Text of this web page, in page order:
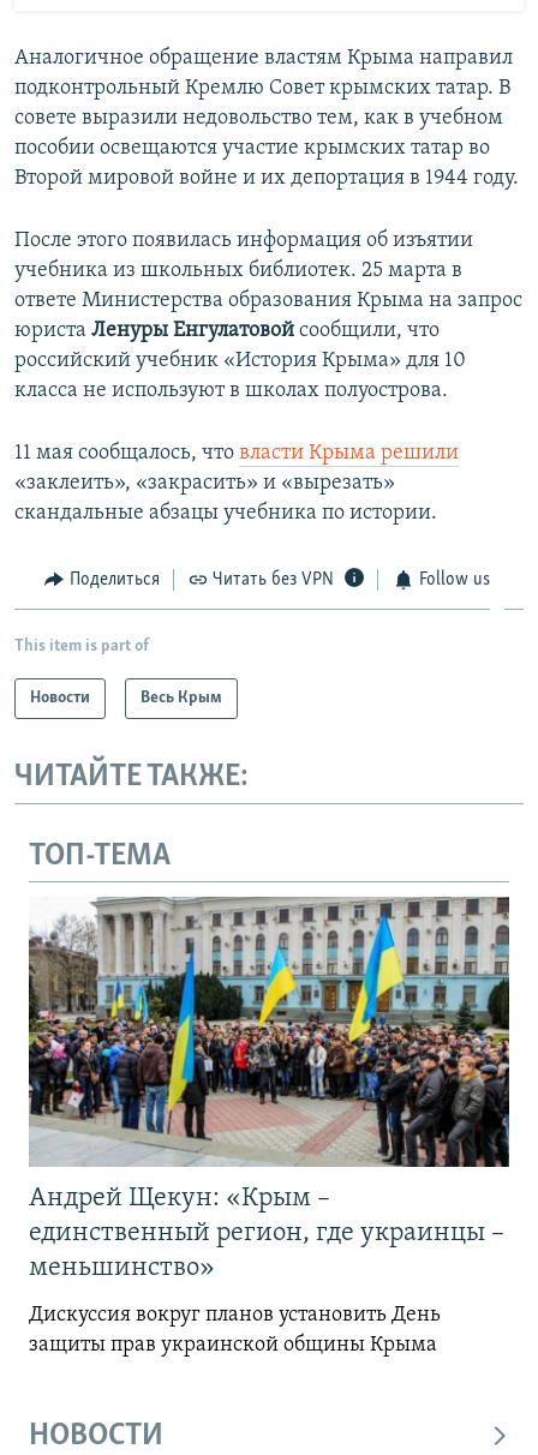
Аналогичное обращение властям Крыма направил
подконтрольный Кремлю Совет крымских татар. В
совете выразили недовольство тем, как в учебном
пособии освещаются участие крымских татар во
Второй мировой войне и их депортация в 1944 году.
После этого появилась информация об изъятии
учебника из школьных библиотек. 25 марта в
ответе Министерства образования Крыма на запрос
юриста Ленуры Енгулатовой сообщили, что
российский учебник «История Крыма» для 10
класса не используют в школах полуострова.
11 мая сообщалось, что власти Крыма решили
«заклеить», «закрасить» и «вырезать»
скандальные абзацы учебника по истории.
Поделиться Читать без VPN Follow us
This item is part of
Новости Весь Крым
ЧИТАЙТЕ ТАКЖЕ:
ТОП-ТЕМА
Андрей Щекун: «Крым –
единственный регион, где украинцы –
меньшинство»
Дискуссия вокруг планов установить День
защиты прав украинской общины Крыма
НОВОСТИ